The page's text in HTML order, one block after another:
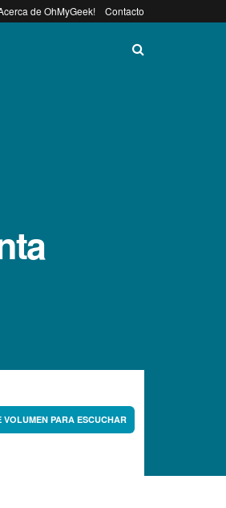
de OhMyGeek! Contacto